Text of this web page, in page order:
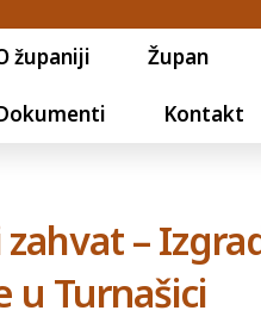
županiji Župan
Kontakt
zahvat –
u Turnašici